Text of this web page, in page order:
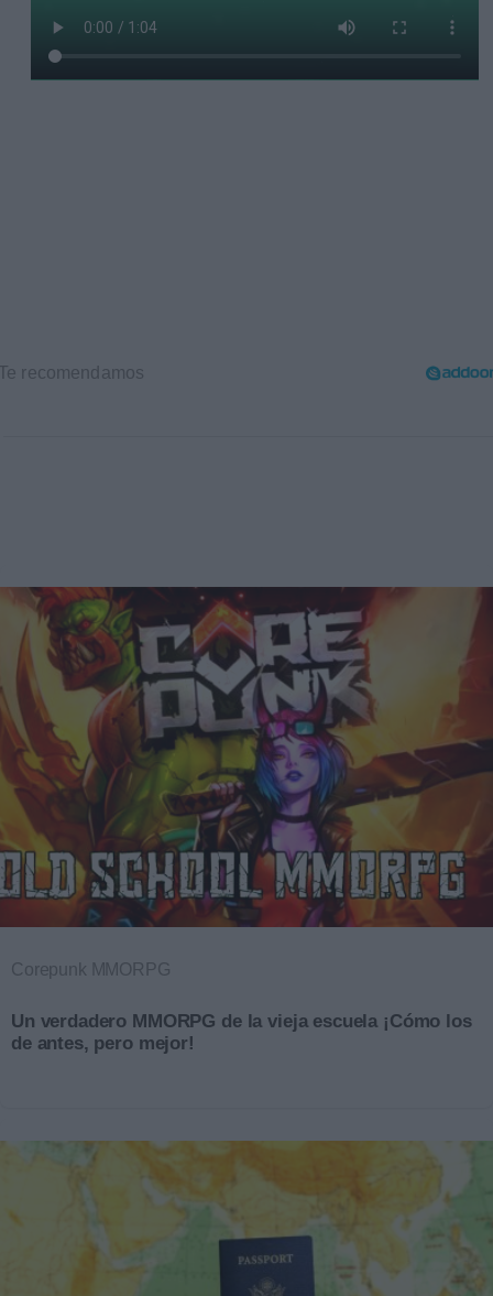
Corepunk MMORPG
Un verdadero MMORPG de la vieja escuela ¡Cómo los
de antes, pero mejor!